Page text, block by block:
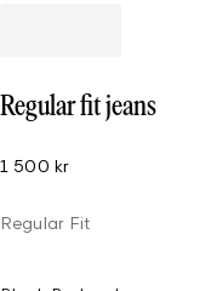
Regular fit jeans
1 500 kr
Regular Fit